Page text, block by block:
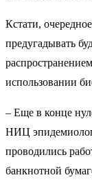
Кстати,
предугадывать
использовании
– Еще в конце
НИЦ
проводились
банкнотной